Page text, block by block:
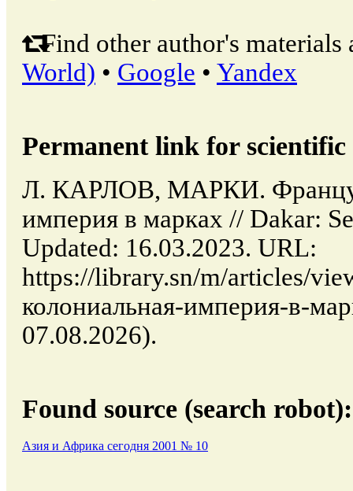
Find other author's materials
World) • Google • Yandex
Permanent link for
Л. КАРЛОВ, МАРКИ.
империя в марках // Dakar:
Updated: 16.03.2023. URL:
https://library.sn/m/articles/
колониальная-империя-в-
07.08.2026).
Found source (search robot):
Азия и Африка сегодня 2001 № 10